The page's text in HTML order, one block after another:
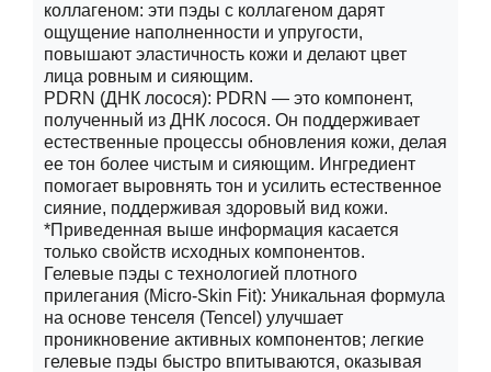
коллагеном: эти пэды с коллагеном дарят
ощущение наполненности и упругости,
повышают эластичность кожи и делают цвет
лица ровным и сияющим.
PDRN (ДНК лосося): PDRN — это компонент,
полученный из ДНК лосося. Он поддерживает
естественные процессы обновления кожи, делая
ее тон более чистым и сияющим. Ингредиент
помогает выровнять тон и усилить естественное
сияние, поддерживая здоровый вид кожи.
*Приведенная выше информация касается
только свойств исходных компонентов.
Гелевые пэды с технологией плотного
прилегания (Micro-Skin Fit): Уникальная формула
на основе тенселя (Tencel) улучшает
проникновение активных компонентов; легкие
гелевые пэды быстро впитываются, оказывая